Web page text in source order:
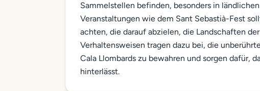
Sammelstellen befinden, besonders in
Veranstaltungen wie dem Sant Sebastià-Fest
achten, die darauf abzielen, die Landschaften
Verhaltensweisen tragen dazu bei, die
Cala Llombards zu bewahren und sorgen dafür,
hinterlässt.